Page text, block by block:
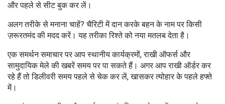
और पहले से सीट बुक कर लें।
अलग तरीके से मनाना चाहें? चैरिटी में दान करके बहन के नाम पर किसी
ज़रूरतमंद की मदद करें। यह तरीका रिश्ते को नया मतलब देता है।
एक समर्थन समाचार पर आप स्थानीय कार्यक्रमों, राखी ऑफर्स और
सामुदायिक मेले की खबरें समय पर पा सकते हैं। अगर आप राखी ऑर्डर कर
रहे हैं तो डिलीवरी समय पहले से चेक कर लें, खासकर त्योहार के पहले हफ्ते
में।